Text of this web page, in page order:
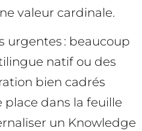
valeur cardinale.
urgentes : beaucoup
natif ou des
bien cadrés
dans la feuille
un Knowledge